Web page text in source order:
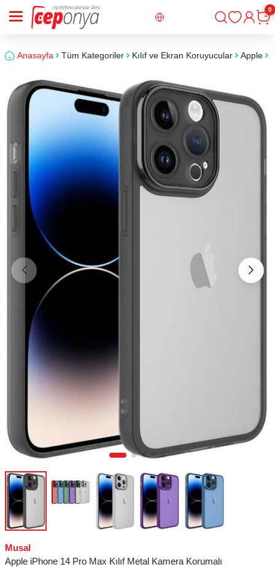
Giriş
0
Anasayfa Tüm Kategoriler Kılıf ve Ekran Koruyucular Apple
Musal
Apple iPhone 14 Pro Max Kılıf Metal Kamera Korumalı